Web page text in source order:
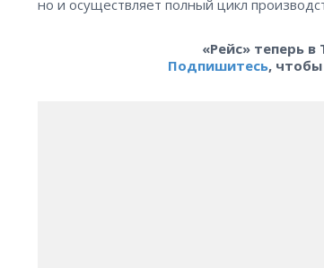
но и осуществляет полный цикл
«Рейс» теперь в
Подпишитесь, чтобы